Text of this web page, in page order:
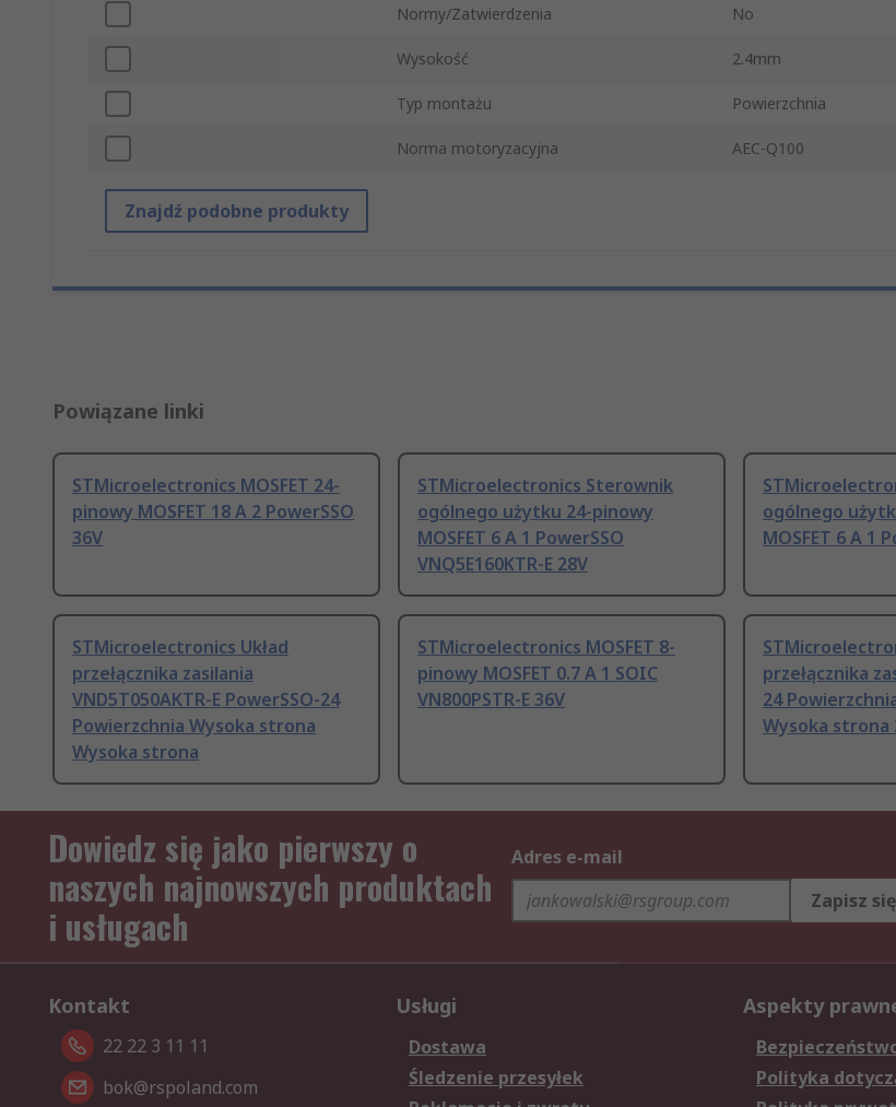
Normy/Zatwierdzenia No
Wysokość 2.4mm
Typ montażu Powierzchnia
Norma motoryzacyjna AEC-Q100
Znajdź podobne produkty
Powiązane linki
STMicroelectronics MOSFET 24-
pinowy MOSFET 18 A 2 PowerSSO
36V
STMicroelectronics Sterownik
ogólnego użytku 24-pinowy
MOSFET 6 A 1 PowerSSO
VNQ5E160KTR-E 28V
ogólnego
MOSFET 6 A 1
STMicroelectronics Układ
przełącznika zasilania
VND5T050AKTR-E PowerSSO-24
Powierzchnia Wysoka strona
Wysoka strona
STMicroelectronics MOSFET 8-
pinowy MOSFET 0.7 A 1 SOIC
VN800PSTR-E 36V
przełącznika
24
Wysoka strona
Dowiedz się jako pierwszy o
naszych najnowszych produktach
i usługach
Adres e-mail
Zapisz się
Kontakt
22 22 3 11 11
bok@rspoland.com
Usługi
Dostawa
Śledzenie przesyłek
Aspekty
Polityka